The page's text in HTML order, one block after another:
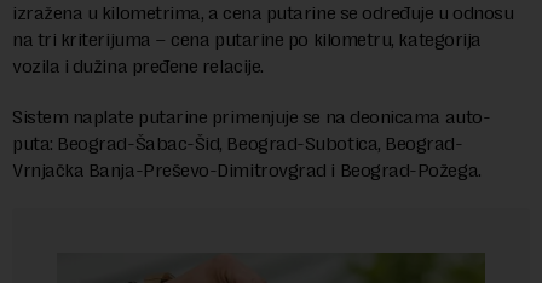
izražena u kilometrima, a cena putarine se određuje u odnosu
na tri kriterijuma – cena putarine po kilometru, kategorija
vozila i dužina pređene relacije.
Sistem naplate putarine primenjuje se na deonicama auto-
puta: Beograd-Šabac-Šid, Beograd-Subotica, Beograd-
Vrnjačka Banja-Preševo-Dimitrovgrad i Beograd-Požega.